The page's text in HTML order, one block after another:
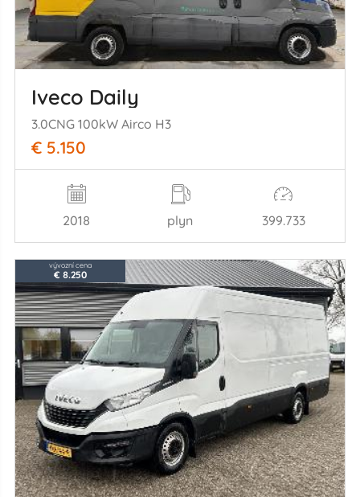
Iveco Daily
3.0CNG 100kW Airco H3
€ 5.150
2018 plyn 399.733
vývozní cena
€ 8.250